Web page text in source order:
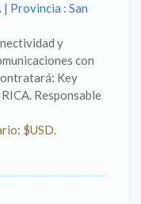
| Provincia : San
y
con
Key
Responsable
$USD.